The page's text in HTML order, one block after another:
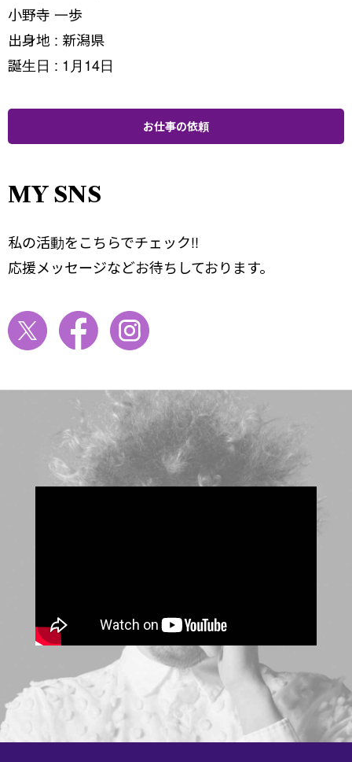
小野寺 一歩
出身地 : 新潟県
誕生日 : 1月14日
お仕事の依頼
MY SNS
私の活動をこちらでチェック!!
応援メッセージなどお待ちしております。